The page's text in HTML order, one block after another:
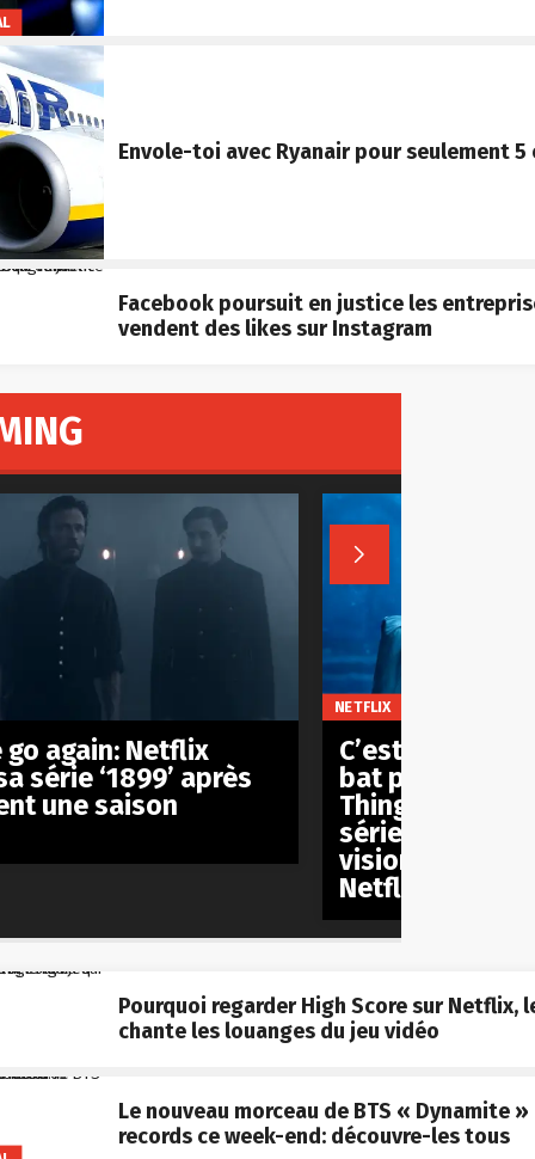
Envole-toi avec Ryanair pour seulement 5
Facebook poursuit en justice les
vendent des likes sur Instagram
Pourquoi regarder High Score sur Netflix,
chante les louanges du jeu vidéo
Le nouveau morceau de BTS « Dynamite
records ce week-end: découvre-les tous

go again: Netflix
série ‘1899’ après
une saison
NETFLIX
C’est officiel:
bat pas le
Things’ et
série
visionnée de
Netflix